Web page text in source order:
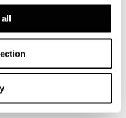
in Italy.
Tiandi
Huangpu